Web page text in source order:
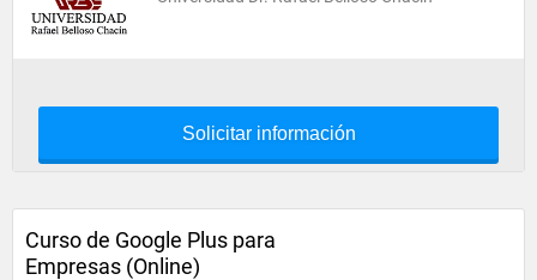
Solicitar información
Curso de Google Plus para
Empresas (Online)